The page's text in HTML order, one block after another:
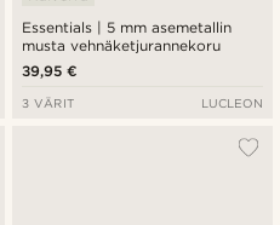
Essentials | 5 mm asemetallin
musta vehnäketjurannekoru
39,95 €
3 VÄRIT LUCLEON